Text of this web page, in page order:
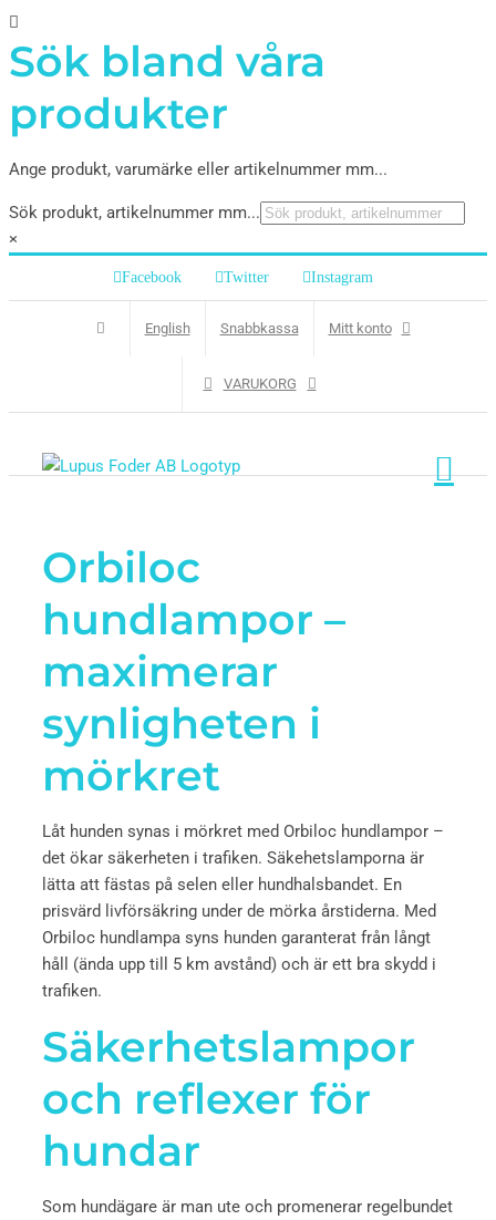
Sök bland våra
produkter
Ange produkt, varumärke eller artikelnummer mm...
Sök produkt, artikelnummer mm...
×
Facebook Twitter Instagram
English Snabbkassa Mitt konto
VARUKORG
Orbiloc
hundlampor –
maximerar
synligheten i
mörkret
Låt hunden synas i mörkret med Orbiloc hundlampor –
det ökar säkerheten i trafiken. Säkehetslamporna är
lätta att fästas på selen eller hundhalsbandet. En
prisvärd livförsäkring under de mörka årstiderna. Med
Orbiloc hundlampa syns hunden garanterat från långt
håll (ända upp till 5 km avstånd) och är ett bra skydd i
trafiken.
Säkerhetslampor
och reflexer för
hundar
Som hundägare är man ute och promenerar regelbundet